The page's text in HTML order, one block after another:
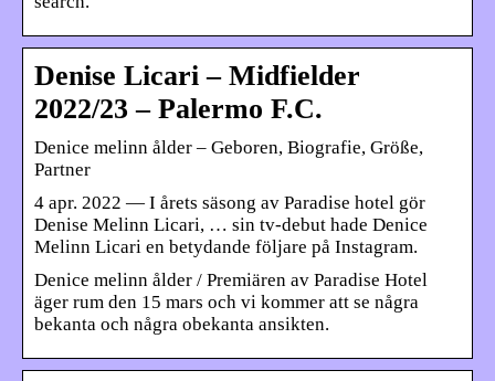
Denise Licari – Midfielder
2022/23 – Palermo F.C.
Denice melinn ålder – Geboren, Biografie, Größe,
Partner
4 apr. 2022 — I årets säsong av Paradise hotel gör
Denise Melinn Licari, … sin tv-debut hade Denice
Melinn Licari en betydande följare på Instagram.
Denice melinn ålder / Premiären av Paradise Hotel
äger rum den 15 mars och vi kommer att se några
bekanta och några obekanta ansikten.